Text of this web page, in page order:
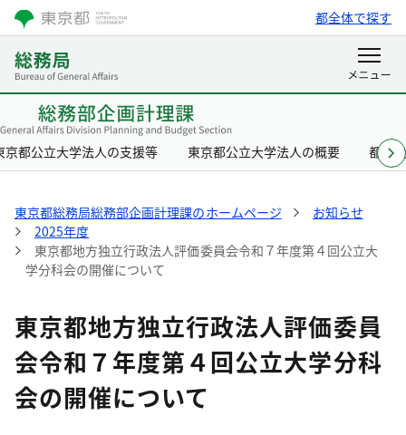
都全体で探す
京都公立大学法人の支援等 東京都公立大学法人の概要 都立
東京都総務局総務部企画計理課のホームページ
お知らせ
2025年度
東京都地方独立行政法人評価委員会令和７年度第４回公立大
学分科会の開催について
東京都地方独立行政法人評価委員
会令和７年度第４回公立大学分科
会の開催について